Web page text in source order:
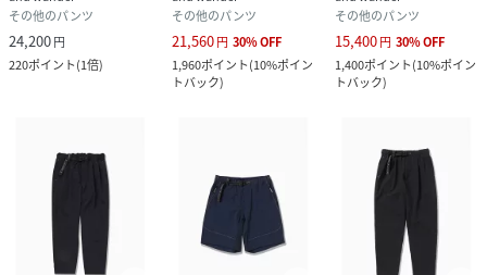
その他のパンツ
24,200円
220ポイント(1倍)
その他のパンツ
21,560円 30%OFF
1,960ポイント(10%ポイン
トバック)
その他のパンツ
15,400円 30%OFF
1,400ポイント(10%ポイン
トバック)